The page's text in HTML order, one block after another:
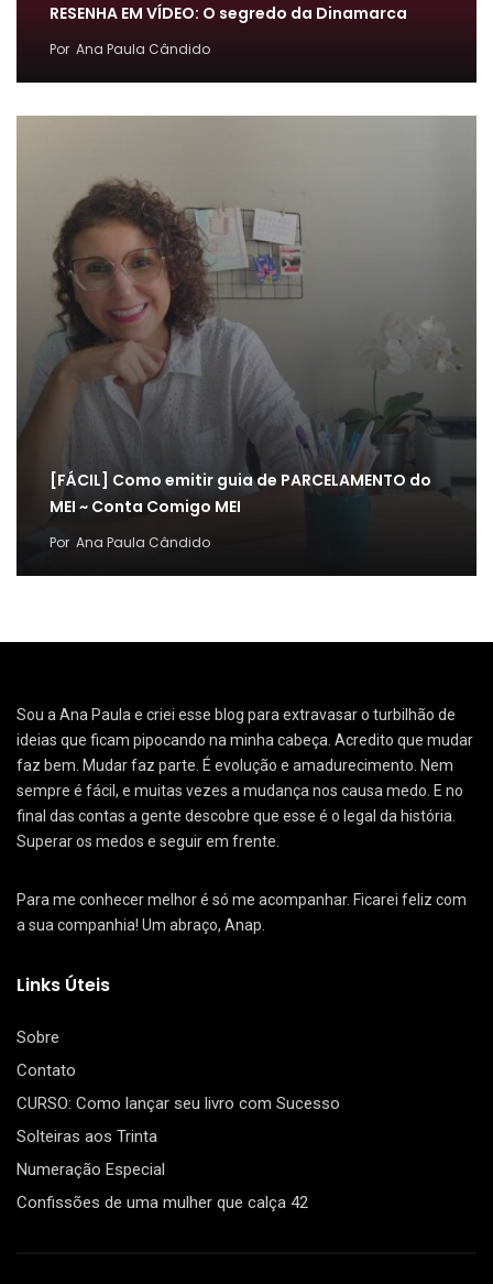
RESENHA EM VÍDEO: O segredo da Dinamarca
Por Ana Paula Cândido
[FÁCIL] Como emitir guia de PARCELAMENTO do
MEI ~ Conta Comigo MEI
Por Ana Paula Cândido
Sou a Ana Paula e criei esse blog para extravasar o turbilhão de
ideias que ficam pipocando na minha cabeça. Acredito que mudar
faz bem. Mudar faz parte. É evolução e amadurecimento. Nem
sempre é fácil, e muitas vezes a mudança nos causa medo. E no
final das contas a gente descobre que esse é o legal da história.
Superar os medos e seguir em frente.
Para me conhecer melhor é só me acompanhar. Ficarei feliz com
a sua companhia! Um abraço, Anap.
Links Úteis
Sobre
Contato
CURSO: Como lançar seu livro com Sucesso
Solteiras aos Trinta
Numeração Especial
Confissões de uma mulher que calça 42